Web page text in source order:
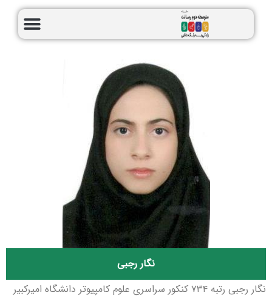
نگار رجبی
نگار رجبی رتبه ۷۳۴ کنکور سراسری علوم کامپیوتر دانشگاه امیرکبیر